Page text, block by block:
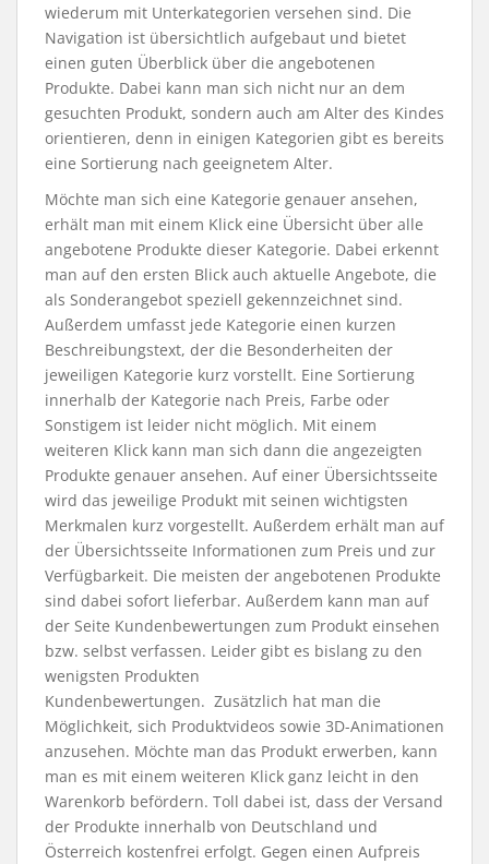
wiederum mit Unterkategorien versehen sind. Die
Navigation ist übersichtlich aufgebaut und bietet
einen guten Überblick über die angebotenen
Produkte. Dabei kann man sich nicht nur an dem
gesuchten Produkt, sondern auch am Alter des Kindes
orientieren, denn in einigen Kategorien gibt es bereits
eine Sortierung nach geeignetem Alter.
Möchte man sich eine Kategorie genauer ansehen,
erhält man mit einem Klick eine Übersicht über alle
angebotene Produkte dieser Kategorie. Dabei erkennt
man auf den ersten Blick auch aktuelle Angebote, die
als Sonderangebot speziell gekennzeichnet sind.
Außerdem umfasst jede Kategorie einen kurzen
Beschreibungstext, der die Besonderheiten der
jeweiligen Kategorie kurz vorstellt. Eine Sortierung
innerhalb der Kategorie nach Preis, Farbe oder
Sonstigem ist leider nicht möglich. Mit einem
weiteren Klick kann man sich dann die angezeigten
Produkte genauer ansehen. Auf einer Übersichtsseite
wird das jeweilige Produkt mit seinen wichtigsten
Merkmalen kurz vorgestellt. Außerdem erhält man auf
der Übersichtsseite Informationen zum Preis und zur
Verfügbarkeit. Die meisten der angebotenen Produkte
sind dabei sofort lieferbar. Außerdem kann man auf
der Seite Kundenbewertungen zum Produkt einsehen
bzw. selbst verfassen. Leider gibt es bislang zu den
wenigsten Produkten
Kundenbewertungen. Zusätzlich hat man die
Möglichkeit, sich Produktvideos sowie 3D-Animationen
anzusehen. Möchte man das Produkt erwerben, kann
man es mit einem weiteren Klick ganz leicht in den
Warenkorb befördern. Toll dabei ist, dass der Versand
der Produkte innerhalb von Deutschland und
Österreich kostenfrei erfolgt. Gegen einen Aufpreis